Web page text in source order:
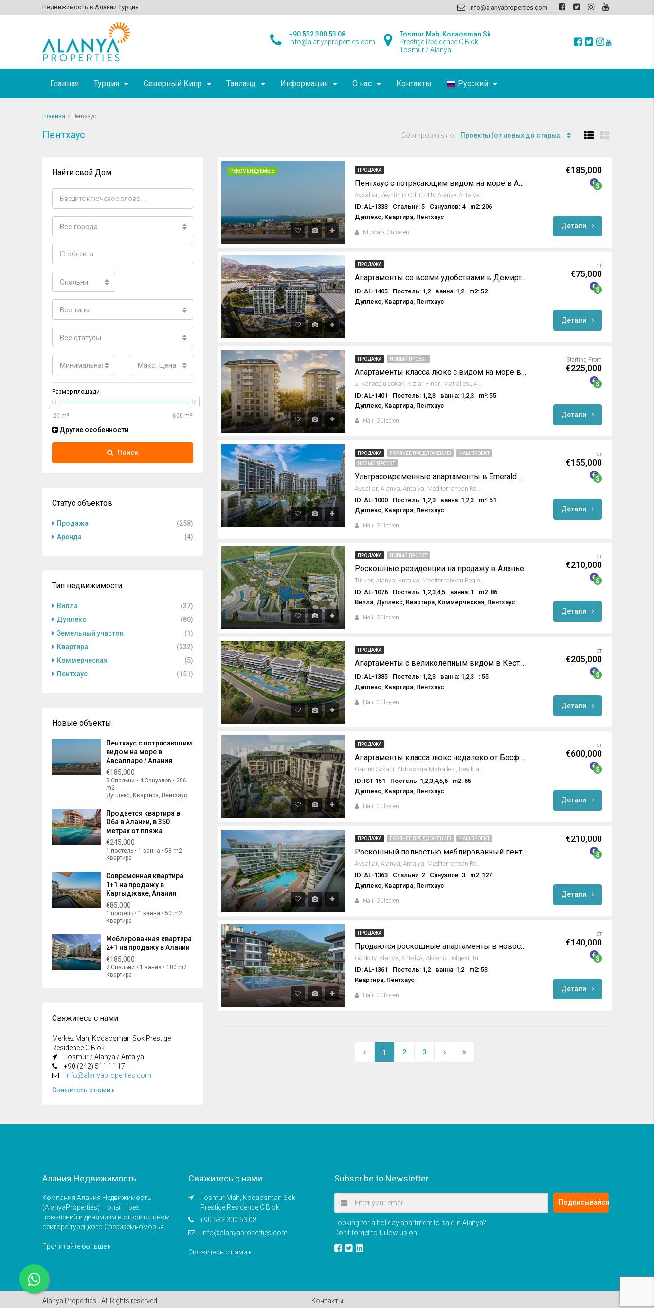
Недвижимость в Алании Турция info@alanyaproperties.com
Tosmur Mah, Kocaosman Sk.
Prestige Residence C Blok
Tosmur / Alanya
+90 532 300 53 08
info@alanyaproperties.com
Главная Турция Северный Кипр Таиланд Информация О нас Контакты Русский
Главная Пентхаус
Пентхаус Сортировать по: Проекты (от новых до старых
РЕКОМЕНДУЕМЫЕ ПРОДАЖА
Пентхаус с потрясающим видом на море в Авсалларе / Алания
Avsallar, Zeyntinlik Cd, 07410 Alanya Antalya
ID: AL-1333
Спальни: 5 Санузлов: 4
m2: 206
Дуплекс, Квартира, Пентхаус
Mustafa Gülseren
€185,000
Детали
ПРОДАЖА
Апартаменты со всеми удобствами в Демирташе / Алания
ID: AL-1405 Постель: 1,2 ванна: 1,2
m2: 52
Дуплекс, Квартира, Пентхаус
от
€75,000
Детали
ПРОДАЖА НОВЫЙ ПРОЕКТ
Апартаменты класса люкс с видом на море в Аланье
2, Karaoğlu Sokak, Kızlar Pınarı Mahallesi, Alanya, Antalya, Akdeniz Bölgesi, 07400, Türkiye
ID: AL-1401
Постель: 1,2,3 ванна: 1,2,3
m²: 55
Дуплекс, Квартира, Пентхаус
Halil Gülseren
Starting From
€225,000
Детали
ПРОДАЖА ГОРЯЧЕЕ ПРЕДЛОЖЕНИЕ!
НАШ ПРОЕКТ
НОВЫЙ ПРОЕКТ
Ультрасовременные апартаменты в Emerald Grand Deluxe
Avsallar, Alanya, Antalya, Mediterranean Region, Turkey
ID: AL-1000
Постель: 1,2,3 ванна: 1,2,3
m²: 51
Дуплекс, Квартира, Пентхаус
Halil Gülseren
от
€155,000
Детали
ПРОДАЖА НОВЫЙ ПРОЕКТ
Роскошные резиденции на продажу в Аланье
Türkler, Alanya, Antalya, Mediterranean Region, 07410, Turkey
ID: AL-1076
Постель: 1,2,3,4,5 ванна: 1
m2: 86
Вилла, Дуплекс, Квартира, Коммерческая, Пентхаус
Halil Gülseren
от
€210,000
Детали
ПРОДАЖА
Апартаменты с великолепным видом в Кестеле / Алания
ID: AL-1385 Постель: 1,2,3 ванна: 1,2,3
: 55
Дуплекс, Квартира, Пентхаус
Halil Gülseren
от
€205,000
Детали
ПРОДАЖА
Апартаменты класса люкс недалеко от Босфора в Стамбуле
Gazino Sokağı, Abbasağa Mahallesi, Beşiktaş, İstanbul, Marmara Bölgesi, 34022, Türkiye
ID: IST-151
Постель: 1,2,3,4,5,6
m2: 65
Дуплекс, Квартира, Пентхаус
Halil Gülseren
от
€600,000
Детали
ПРОДАЖА ГОРЯЧЕЕ ПРЕДЛОЖЕНИЕ! НАШ ПРОЕКТ
Роскошный полностью меблированный пентхаус в Emerald Park
Avsallar, Alanya, Antalya, Mediterranean Region, Turkey
ID: AL-1363
Спальни: 2 Санузлов: 3
m2: 127
Дуплекс, Квартира, Пентхаус
Halil Gülseren
€210,000
Детали
ПРОДАЖА
Продаются роскошные апартаменты в новостройке в престижном комплексе Gold City Каргыджак, Алания
Goldcity, Alanya, Antalya, Akdeniz Bölgesi, Türkiye
ID: AL-1361
Постель: 1,2 ванна: 1,2
m2: 53
Квартира, Пентхаус
Halil Gülseren
от
€140,000
Детали
1 2 3
Найти свой Дом
Все города
Спальни
Все типы
Все статусы
Минимальная цена Макс. Цена
Размер площади
Другие особенности
Поиск
Статус объектов
Продажа
(258)
Аренда
(4)
Тип недвижимости
Вилла
(37)
Дуплекс
(80)
Земельный участок
(1)
Квартира
(232)
Коммерческая
(5)
Пентхаус
(151)
Новые объекты
Пентхаус с потрясающим
видом на море в
Авсалларе / Алания
€185,000
5 Спальни • 4 Санузлов • 206
m2
Дуплекс, Квартира, Пентхаус
Продается квартира в
Оба в Алании, в 350
метрах от пляжа
€245,000
1 постель • 1 ванна • 58 m2
Квартира
Современная квартира
1+1 на продажу в
Каргыджаке, Алания
€85,000
1 постель • 1 ванна • 50 m2
Квартира
Меблированная квартира
2+1 на продажу в Алании
€185,000
2 Спальни • 1 ванна • 100 m2
Квартира
Свяжитесь с нами
Merkez Mah, Kocaosman Sok Prestige
Residence C Blok
Tosmur / Alanya / Antalya
+90 (242) 511 11 17
info@alanyaproperties.com
Свяжитесь с нами
Алания Недвижимость
Компания Алания Недвижимость
(AlanyaProperties) – опыт трех
поколений и динамизм в строительном
секторе турецкого Средиземноморья.
Прочитайте больше
Свяжитесь с нами
Tosmur Mah, Kocaosman Sok
Prestige Residence C Blok
+90 532 300 53 08
info@alanyaproperties.com
Свяжитесь с нами
Subscribe to Newsletter
Подписывайся
Looking for a holiday apartment to sale in Alanya?
Don’t forget to fullow us on:
Alanya Properties - All Rights reserved Контакты